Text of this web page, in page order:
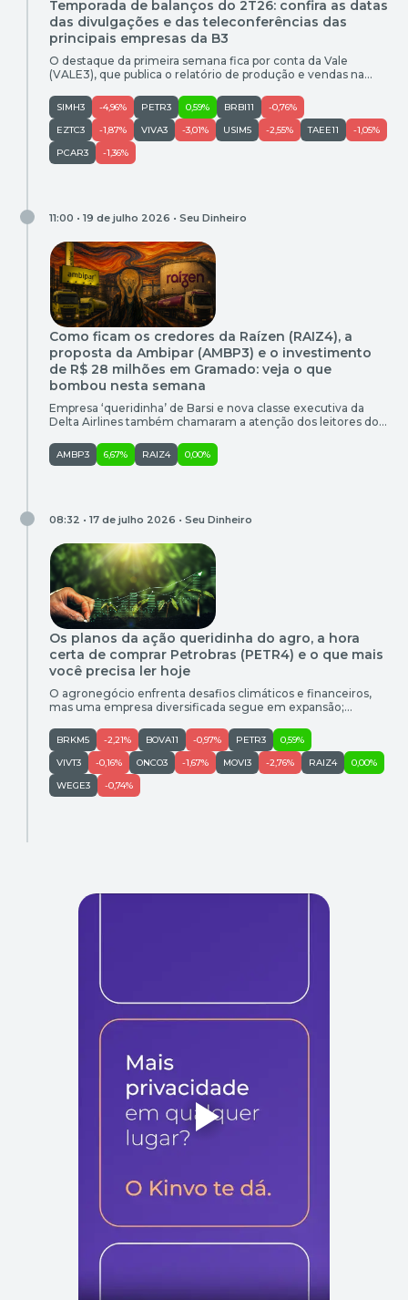
Temporada de balanços do 2T26: confira as datas
das divulgações e das teleconferências das
principais empresas da B3
O destaque da primeira semana fica por conta da Vale
(VALE3), que publica o relatório de produção e vendas na
SIMH3 -4,96% PETR3 0,59% BRBI11
-0,76%
EZTC3
-1,87% VIVA3 -3,01% USIM5 -2,55% TAEE11
-1,05%
PCAR3
-1,36%
11:00 • 19 de julho 2026 • Seu Dinheiro
Como ficam os credores da Raízen (RAIZ4), a
proposta da Ambipar (AMBP3) e o investimento
de R$ 28 milhões em Gramado: veja o que
bombou nesta semana
Empresa ‘queridinha’ de Barsi e nova classe executiva da
Delta Airlines também chamaram a atenção dos leitores do
AMBP3 6,67% RAIZ4 0,00%
08:32 • 17 de julho 2026 • Seu Dinheiro
Os planos da ação queridinha do agro, a hora
certa de comprar Petrobras (PETR4) e o que mais
você precisa ler hoje
O agronegócio enfrenta desafios climáticos e financeiros,
mas uma empresa diversificada segue em expansão;
Petrobras
BRKM5 -2,21% BOVA11 -0,97% PETR3
0,59%
VIVT3
-0,16% ONCO3 -1,67% MOVI3 -2,76% RAIZ4
0,00%
WEGE3
-0,74%